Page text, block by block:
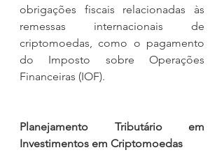
obrigações fiscais relacionadas às
remessas internacionais de
criptomoedas, como o pagamento
do Imposto sobre Operações
Financeiras (IOF).
Planejamento Tributário em
Investimentos em Criptomoedas